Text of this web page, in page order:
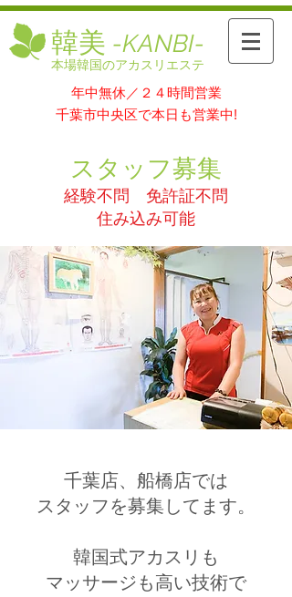
韓美 -KANBI​-
本場韓国のアカスリエステ
年中無休／２４時間営業
千葉市中央区で本日も営業中!
スタッフ募集
経験不問 免許証不問
住み込み可能
千葉店、船橋店では
スタッフを募集してます。
韓国式アカスリも
マッサージも高い技術で